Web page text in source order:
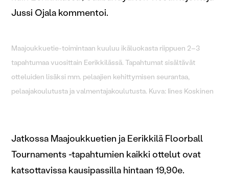
Jussi Ojala kommentoi.
Maajoukkuetie-toimintaan kuuluu ikäluokasta riippuen 2–3
tapahtumaa vuosittain Eerikkilässä. Tapahtumat sisältävät
otteluiden lisäksi mm. pelaajien kehittymisen seurantaa,
pelaajakoulutusta ja valmentajakoulutusta. Kuva: Iines Koskinen
Jatkossa Maajoukkuetien ja Eerikkilä Floorball
Tournaments -tapahtumien kaikki ottelut ovat
katsottavissa kausipassilla hintaan 19,90e.